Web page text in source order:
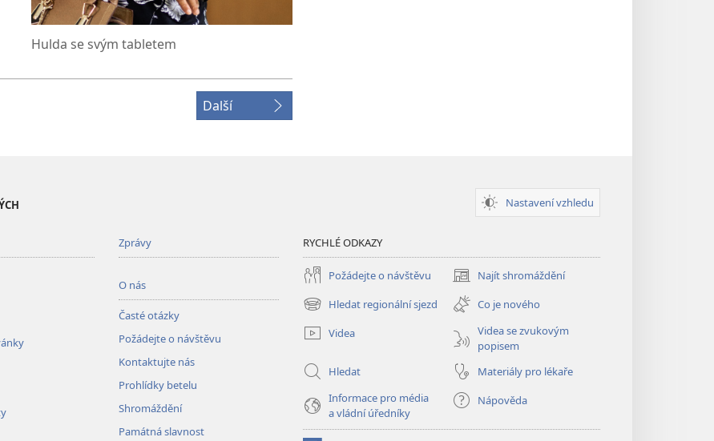
Hulda se svým tabletem
Další
Nastavení vzhledu
Zprávy
O nás
Časté otázky
Požádejte o návštěvu
Kontaktujte nás
Prohlídky betelu
Shromáždění
Památná slavnost
RYCHLÉ ODKAZY
Požádejte o návštěvu Najít shromáždění
(otevřeno
nové
okno)
Hledat regionální sjezd
(otevřeno
nové
okno)
Co je nového
Videa
Videa se zvukovým
popisem
Hledat
Materiály pro lékaře
Informace pro média
a vládní úředníky
Nápověda